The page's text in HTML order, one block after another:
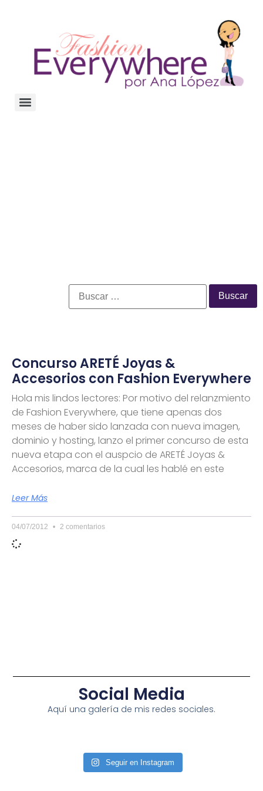
Concurso ARETÉ Joyas &
Accesorios con Fashion Everywhere
Hola mis lindos lectores: Por motivo del relanzmiento
de Fashion Everywhere, que tiene apenas dos
meses de haber sido lanzada con nueva imagen,
dominio y hosting, lanzo el primer concurso de esta
nueva etapa con el auspcio de ARETÉ Joyas &
Accesorios, marca de la cual les hablé en este
Leer Más
04/07/2012 2 comentarios
Social Media
Aquí una galería de mis redes sociales.
Seguir en Instagram